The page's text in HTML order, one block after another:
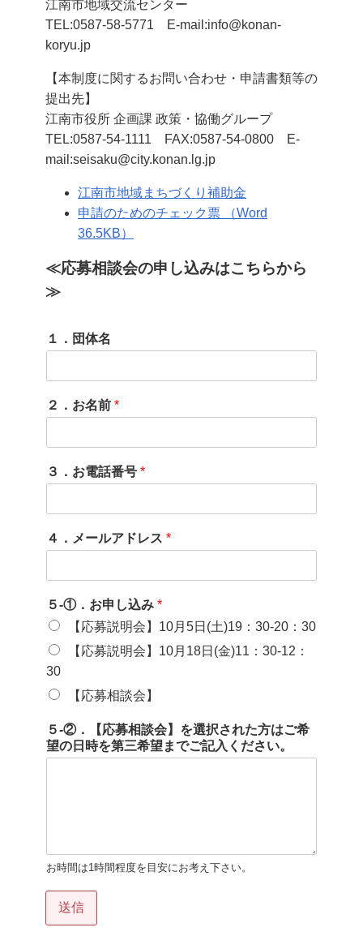
江南市地域交流センター
TEL:0587-58-5771 E-mail:info@konan-
koryu.jp
【本制度に関するお問い合わせ・申請書類等の
提出先】
江南市役所 企画課 政策・協働グループ
TEL:0587-54-1111 FAX:0587-54-0800 E-
mail:seisaku@city.konan.lg.jp
江南市地域まちづくり補助金
申請のためのチェック票 （Word
36.5KB）
≪応募相談会の申し込みはこちらから
≫
１．団体名
２．お名前 *
３．お電話番号 *
４．メールアドレス *
５-①．お申し込み *
【応募説明会】10月5日(土)19：30-20：30
【応募説明会】10月18日(金)11：30-12：
30
【応募相談会】
５-②．【応募相談会】を選択された方はご希
望の日時を第三希望までご記入ください。
お時間は1時間程度を目安にお考え下さい。
送信